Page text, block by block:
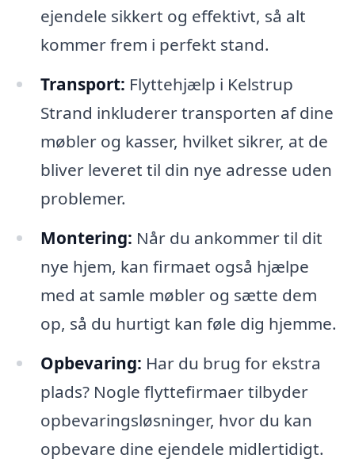
ejendele sikkert og effektivt, så alt
kommer frem i perfekt stand.
Transport: Flyttehjælp i Kelstrup
Strand inkluderer transporten af dine
møbler og kasser, hvilket sikrer, at de
bliver leveret til din nye adresse uden
problemer.
Montering: Når du ankommer til dit
nye hjem, kan firmaet også hjælpe
med at samle møbler og sætte dem
op, så du hurtigt kan føle dig hjemme.
Opbevaring: Har du brug for ekstra
plads? Nogle flyttefirmaer tilbyder
opbevaringsløsninger, hvor du kan
opbevare dine ejendele midlertidigt.